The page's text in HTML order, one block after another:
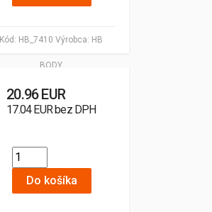
Kód: HB_7410 Výrobca: HB
BODY
20.96 EUR
17.04 EUR bez DPH
Do košíka